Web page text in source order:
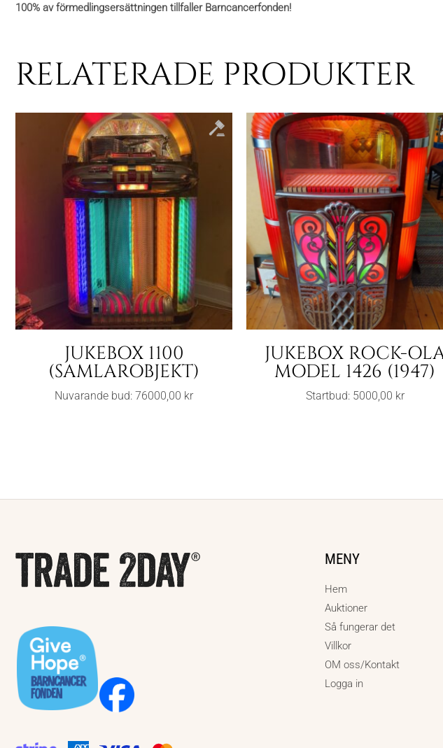
100% av förmedlingsersättningen tillfaller Barncancerfonden!
RELATERADE PRODUKTER
JUKEBOX 1100
(SAMLAROBJEKT)
Nuvarande bud: 76000,00 kr
JUKEBOX ROCK-
MODEL 1426 (1947)
Startbud: 5000,00 kr
MENY
Hem
Auktioner
Så fungerar det
Villkor
OM oss/Kontakt
Logga in